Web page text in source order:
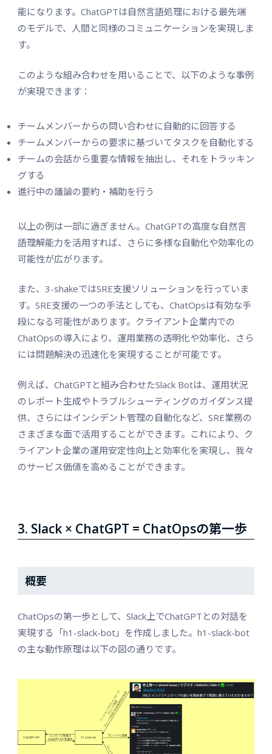
能になります。ChatGPTは自然言語処理における最先端
のモデルで、人間と同様のコミュニケーションを実現しま
す。
このような組み合わせを用いることで、以下のような事例
が実現できます：
チームメンバーからの問い合わせに自動的に回答する
チームメンバーからの要求に基づいてタスクを自動化する
チームの会話から重要な情報を抽出し、それをトラッキン
グする
進行中の議論の要約・補助を行う
以上の例は一部に過ぎません。ChatGPTの高度な自然言
語理解能力を活用すれば、さらに多様な自動化や効率化の
可能性が広がります。
また、3-shakeではSRE支援ソリューションを行っていま
す。SRE支援の一つの手法としても、ChatOpsは有効な手
段になる可能性があります。クライアント企業内での
ChatOpsの導入により、運用業務の透明化や効率化、さら
には問題解決の迅速化を実現することが可能です。
例えば、ChatGPTと組み合わせたSlack Botは、運用状況
のレポート生成やトラブルシューティングのガイダンス提
供、さらにはインシデント管理の自動化など、SRE業務の
さまざまな面で活用することができます。これにより、ク
ライアント企業の運用安定性向上と効率化を実現し、我々
のサービス価値を高めることができます。
3. Slack × ChatGPT = ChatOpsの第一歩
概要
ChatOpsの第一歩として、Slack上でChatGPTとの対話を
実現する「h1-slack-bot」を作成しました。h1-slack-bot
の主な動作原理は以下の図の通りです。